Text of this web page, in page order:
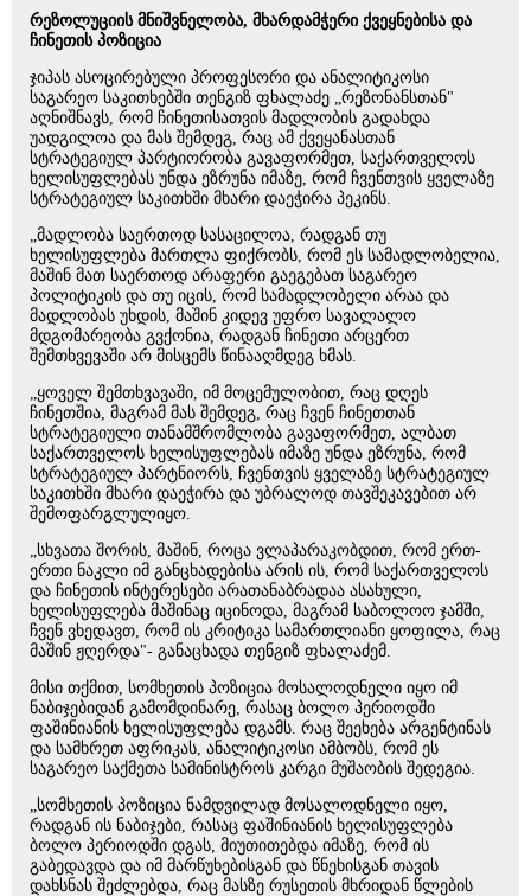
რეზოლუციის მნიშვნელობა, მხარდამჭერი ქვეყნებისა და
ჩინეთის პოზიცია
ჯიპას ასოცირებული პროფესორი და ანალიტიკოსი
საგარეო საკითხებში თენგიზ ფხალაძე „რეზონანსთან"
აღნიშნავს, რომ ჩინეთისათვის მადლობის გადახდა
უადგილოა და მას შემდეგ, რაც ამ ქვეყანასთან
სტრატეგიულ პარტიორობა გავაფორმეთ, საქართველოს
ხელისუფლებას უნდა ეზრუნა იმაზე, რომ ჩვენთვის ყველაზე
სტრატეგიულ საკითხში მხარი დაეჭირა პეკინს.
„მადლობა საერთოდ სასაცილოა, რადგან თუ
ხელისუფლება მართლა ფიქრობს, რომ ეს სამადლობელია,
მაშინ მათ საერთოდ არაფერი გაეგებათ საგარეო
პოლიტიკის და თუ იცის, რომ სამადლობელი არაა და
მადლობას უხდის, მაშინ კიდევ უფრო სავალალო
მდგომარეობა გვქონია, რადგან ჩინეთი არცერთ
შემთხვევაში არ მისცემს წინააღმდეგ ხმას.
„ყოველ შემთხვავაში, იმ მოცემულობით, რაც დღეს
ჩინეთშია, მაგრამ მას შემდეგ, რაც ჩვენ ჩინეთთან
სტრატეგიული თანამშრომლობა გავაფორმეთ, ალბათ
საქართველოს ხელისუფლებას იმაზე უნდა ეზრუნა, რომ
სტრატეგიულ პარტნიორს, ჩვენთვის ყველაზე სტრატეგიულ
საკითხში მხარი დაეჭირა და უბრალოდ თავშეკავებით არ
შემოფარგლულიყო.
„სხვათა შორის, მაშინ, როცა ვლაპარაკობდით, რომ ერთ-
ერთი ნაკლი იმ განცხადებისა არის ის, რომ საქართველოს
და ჩინეთის ინტერესები არათანაბრადაა ასახული,
ხელისუფლება მაშინაც იცინოდა, მაგრამ საბოლოო ჯამში,
ჩვენ ვხედავთ, რომ ის კრიტიკა სამართლიანი ყოფილა, რაც
მაშინ ჟღერდა"- განაცხადა თენგიზ ფხალაძემ.
მისი თქმით, სომხეთის პოზიცია მოსალოდნელი იყო იმ
ნაბიჯებიდან გამომდინარე, რასაც ბოლო პერიოდში
ფაშინიანის ხელისუფლება დგამს. რაც შეეხება არგენტინას
და სამხრეთ აფრიკას, ანალიტიკოსი ამბობს, რომ ეს
საგარეო საქმეთა სამინისტროს კარგი მუშაობის შედეგია.
„სომხეთის პოზიცია ნამდვილად მოსალოდნელი იყო,
რადგან ის ნაბიჯები, რასაც ფაშინიანის ხელისუფლება
ბოლო პერიოდში დგას, მიუთითებდა იმაზე, რომ ის
გაბედავდა და იმ მარწუხებისგან და წნეხისგან თავის
დახსნას შეძლებდა, რაც მასზე რუსეთის მხრიდან წლების